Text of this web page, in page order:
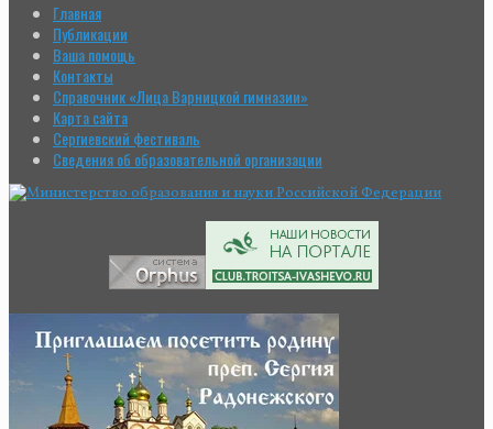
Главная
Публикации
Ваша помощь
Контакты
Справочник «Лица Варницкой гимназии»
Карта сайта
Сергиевский фестиваль
Сведения об образовательной организации